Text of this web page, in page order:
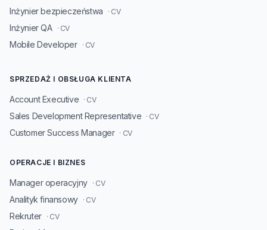
Inżynier bezpieczeństwa · CV
Inżynier QA · CV
Mobile Developer · CV
SPRZEDAŻ I OBSŁUGA KLIENTA
Account Executive · CV
Sales Development Representative · CV
Customer Success Manager · CV
OPERACJE I BIZNES
Manager operacyjny · CV
Analityk finansowy · CV
Rekruter · CV